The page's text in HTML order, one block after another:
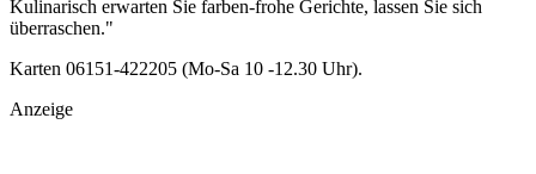
Kulinarisch erwarten Sie farben-frohe Gerichte, lassen Sie sich
überraschen."
Karten 06151-422205 (Mo-Sa 10 -12.30 Uhr).
Anzeige